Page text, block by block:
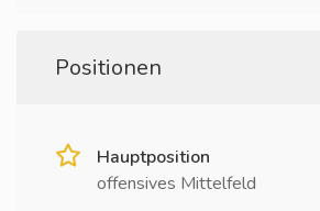
Positionen
Hauptposition
offensives Mittelfeld